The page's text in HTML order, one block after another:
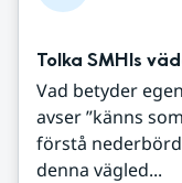
Tolka SMHIs
Vad betyder
avser ”känns
förstå
denna vägled...